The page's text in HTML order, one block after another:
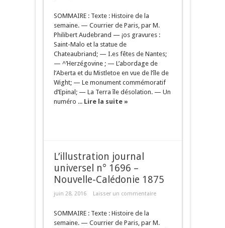
SOMMAIRE : Texte : Histoire de la
semaine. — Courrier de Paris, par M.
Philibert Audebrand — ¡os gravures :
Saint-Malo et la statue de
Chateaubriand; — I.es fêtes de Nantes;
— ^’Herzégovine ; — L’abordage de
l’Aberta et du Mistletoe en vue de l’île de
Wight; — Le monument commémoratif
d’Epinal; — La Terra île désolation. — Un
numéro ... Lire la suite »
L’illustration journal
universel n° 1696 –
Nouvelle-Calédonie 1875
juin 28, 2016 Laisser un commentaire
SOMMAIRE : Texte : Histoire de la
semaine. — Courrier de Paris, par M.